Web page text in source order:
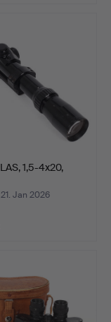
1,5-4x20,
Jan 2026